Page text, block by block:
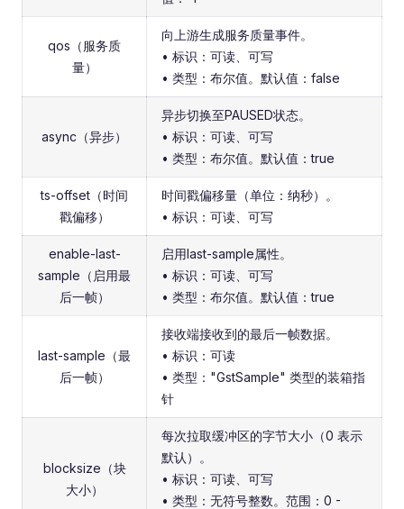
qos（服务质
量）
向上游生成服务质量事件。
• 标识：可读、可写
• 类型：布尔值。默认值：false
async（异步）
异步切换至PAUSED状态。
• 标识：可读、可写
• 类型：布尔值。默认值：true
ts-offset（时间
戳偏移）
时间戳偏移量（单位：纳秒）。
• 标识：可读、可写
enable-last-
sample（启用最
后一帧）
启用last-sample属性。
• 标识：可读、可写
• 类型：布尔值。默认值：true
last-sample（最
后一帧）
接收端接收到的最后一帧数据。
• 标识：可读
• 类型："GstSample" 类型的装箱指
针
blocksize（块
大小）
每次拉取缓冲区的字节大小（0 表示
默认）。
• 标识：可读、可写
• 类型：无符号整数。范围：0 -